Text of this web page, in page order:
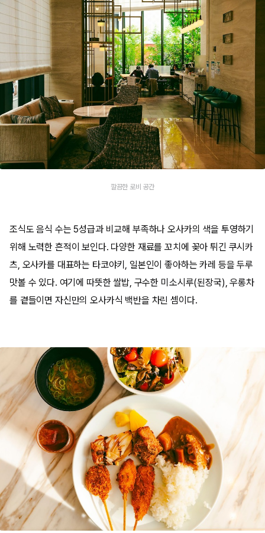
깔끔한 로비 공간
조식도 음식 수는 5성급과 비교해 부족하나 오사카의 색을 투영하기
위해 노력한 흔적이 보인다. 다양한 재료를 꼬치에 꽂아 튀긴 쿠시카
츠, 오사카를 대표하는 타코야키, 일본인이 좋아하는 카레 등을 두루
맛볼 수 있다. 여기에 따뜻한 쌀밥, 구수한 미소시루(된장국), 우롱차
를 곁들이면 자신만의 오사카식 백반을 차린 셈이다.